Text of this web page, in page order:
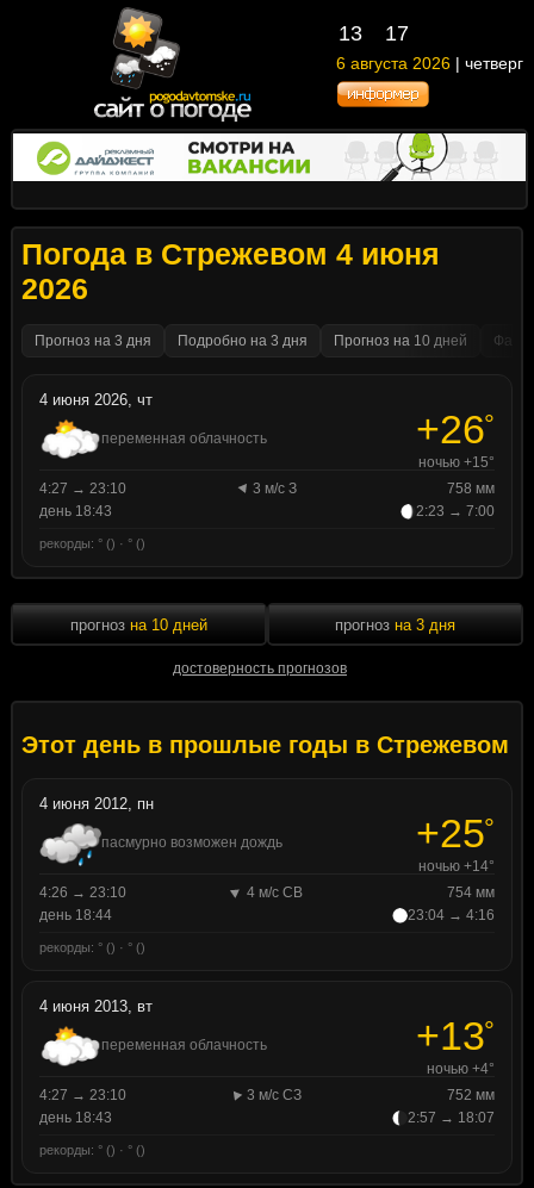
13 17
6 августа 2026 | четверг
Погода в Стрежевом 4 июня
2026
Прогноз на 3 дня Подробно на 3 дня Прогноз на 10 дней
4 июня 2026, чт
переменная облачность +26°
ночью +15°
4:27 → 23:10
3 м/с З
758 мм
день 18:43
2:23 → 7:00
рекорды: ° () · ° ()
прогноз на 10 дней
достоверность прогнозов
прогноз на 3 дня
Этот день в прошлые годы в Стрежевом
4 июня 2012, пн
пасмурно возможен дождь +25°
ночью +14°
4:26 → 23:10
4 м/с СВ
754 мм
день 18:44
23:04 → 4:16
рекорды: ° () · ° ()
4 июня 2013, вт
переменная облачность +13°
ночью +4°
4:27 → 23:10
3 м/с СЗ
752 мм
день 18:43
2:57 → 18:07
рекорды: ° () · ° ()